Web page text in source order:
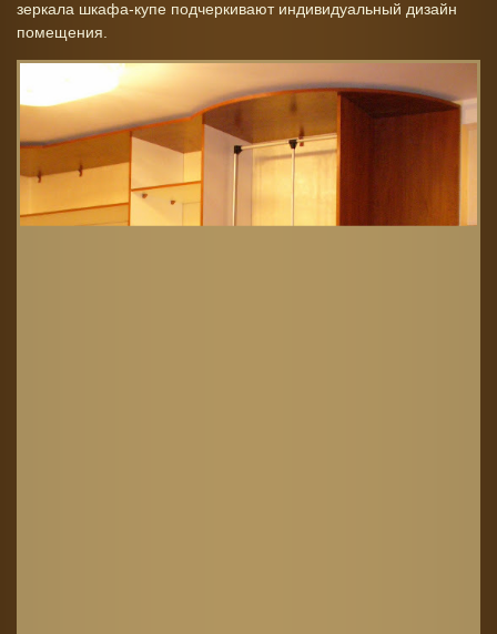
зеркала шкафа-купе подчеркивают индивидуальный дизайн
помещения.